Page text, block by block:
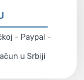
- Paypal -
u Srbiji